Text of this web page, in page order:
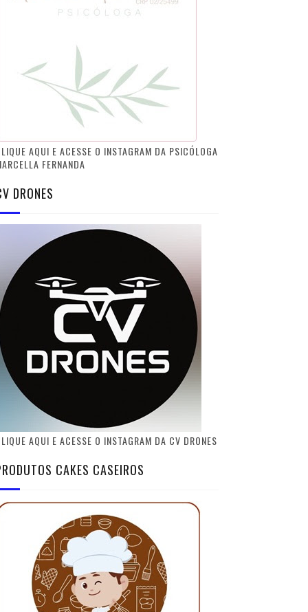
AQUI E ACESSE O INSTAGRAM DA PSICÓLOGA
FERNANDA
DRONES
AQUI E ACESSE O INSTAGRAM DA CV DRONES
CAKES CASEIROS